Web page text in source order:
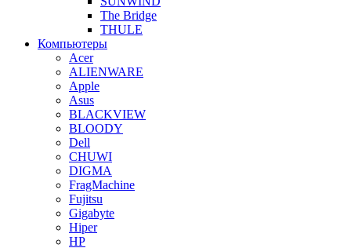
The Bridge
THULE
Компьютеры
Acer
ALIENWARE
Apple
Asus
BLACKVIEW
BLOODY
Dell
CHUWI
DIGMA
FragMachine
Fujitsu
Gigabyte
Hiper
HP